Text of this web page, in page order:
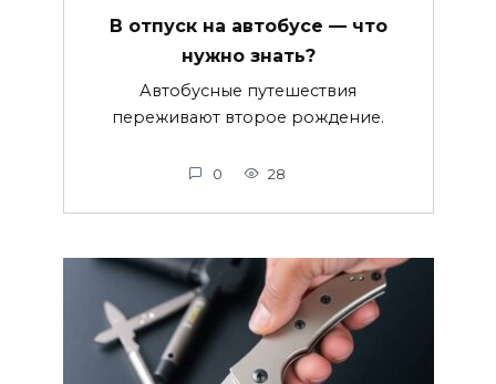
В отпуск на автобусе — что
нужно знать?
Автобусные путешествия
переживают второе рождение.
0 28